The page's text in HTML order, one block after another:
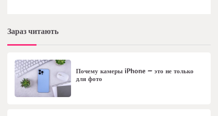
Зараз читають
Почему камеры iPhone – это не только
для фото